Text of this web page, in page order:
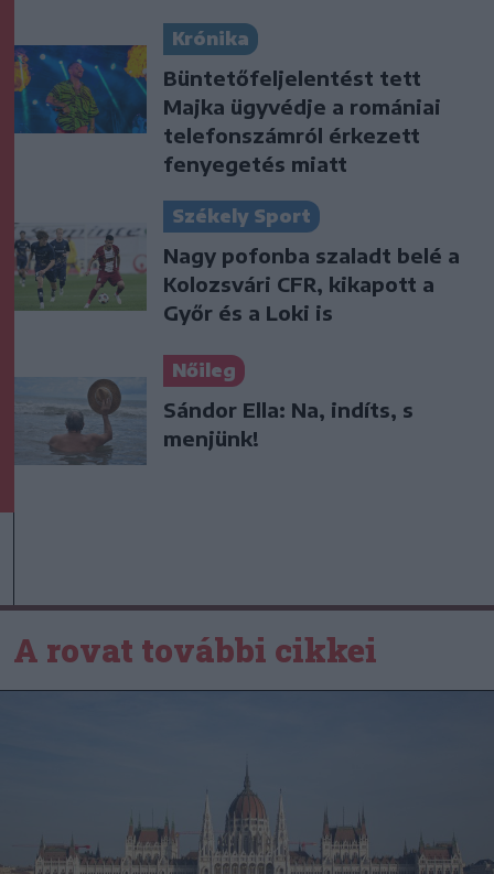
Krónika
Büntetőfeljelentést tett
Majka ügyvédje a romániai
telefonszámról érkezett
fenyegetés miatt
Székely Sport
Nagy pofonba szaladt belé a
Kolozsvári CFR, kikapott a
Győr és a Loki is
Nőileg
Sándor Ella: Na, indíts, s
menjünk!
A rovat további cikkei